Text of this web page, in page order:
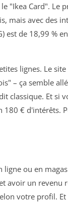
"Ikea Card". Le
mais avec des
est de 18,99 %
lignes. Le
– ça semble
classique. Et si
180 € d'intérêts.
ligne ou en
avoir un revenu
votre profil.